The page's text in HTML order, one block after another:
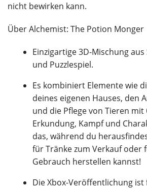
nicht bewirken kann.
Über Alchemist: The Potion Monger
Einzigartige 3D-Mischung aus
und Puzzlespiel.
Es kombiniert Elemente wie
deines eigenen Hauses, den
und die Pflege von Tieren mit
Erkundung, Kampf und
das, während du
für Tränke zum Verkauf oder
Gebrauch herstellen kannst!
Die Xbox-Veröffentlichung ist